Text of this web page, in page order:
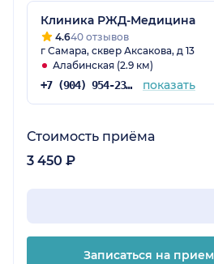
Клиника РЖД-Медицина
4.640 отзывов
г Самара, сквер Аксакова, д 13
Алабинская (2.9 км)
+7 (904) 954-23-83 показать
Стоимость приёма
3 450 ₽
Записаться на прием